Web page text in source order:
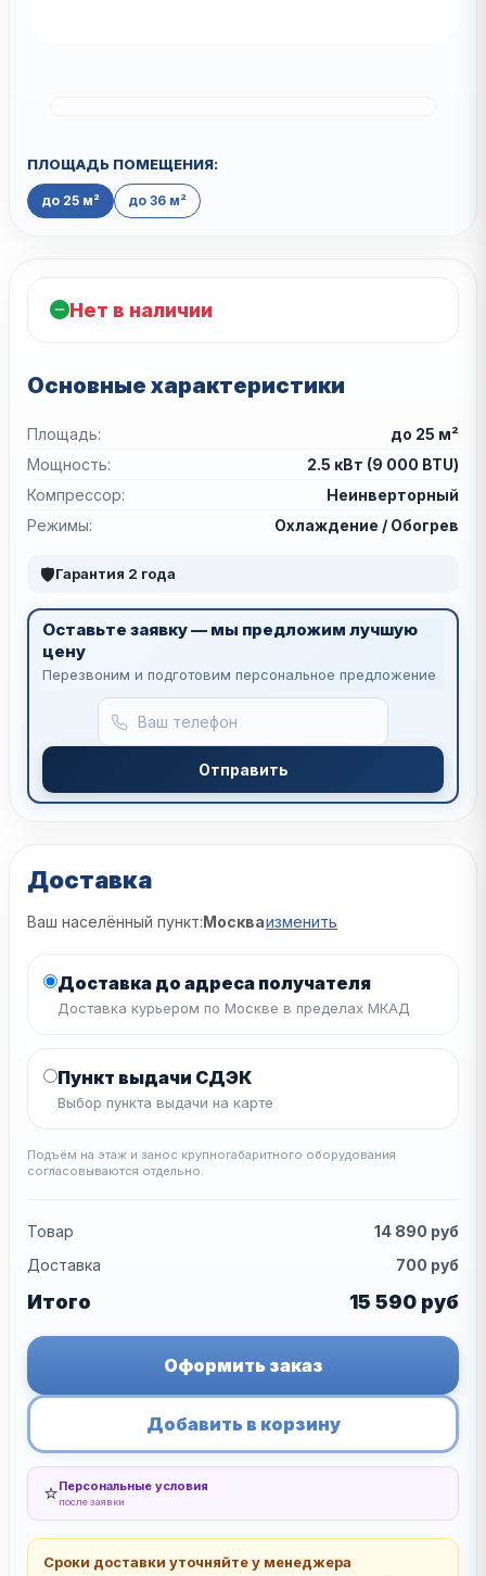
ПЛОЩАДЬ ПОМЕЩЕНИЯ:
до 25 м² до 36 м²
Нет в наличии
Основные характеристики
Площадь:
до 25 м²
Мощность:
2.5 кВт (9 000 BTU)
Компрессор:
Неинверторный
Режимы:
Охлаждение / Обогрев
🛡Гарантия 2 года
Оставьте заявку — мы предложим лучшую
цену
Перезвоним и подготовим персональное предложение
Отправить
Доставка
Ваш населённый пункт:Москваизменить
Доставка до адреса получателя
Доставка курьером по Москве в пределах МКАД
Пункт выдачи СДЭК
Выбор пункта выдачи на карте
Подъём на этаж и занос крупногабаритного оборудования
согласовываются отдельно.
Товар 14 890 руб
Доставка
700 руб
Итого 15 590 руб
Оформить заказ
Добавить в корзину
⭐Персональные условия
после заявки
Сроки доставки уточняйте у менеджера